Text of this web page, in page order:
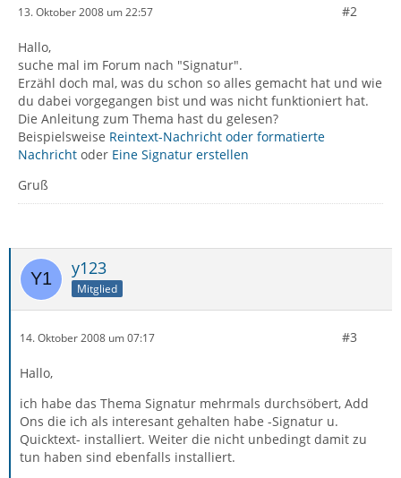
13. Oktober 2008 um 22:57 #2
Hallo,
suche mal im Forum nach "Signatur".
Erzähl doch mal, was du schon so alles gemacht hat und wie
du dabei vorgegangen bist und was nicht funktioniert hat.
Die Anleitung zum Thema hast du gelesen?
Beispielsweise Reintext-Nachricht oder formatierte
Nachricht oder Eine Signatur erstellen
Gruß
y123
Mitglied
14. Oktober 2008 um 07:17 #3
Hallo,
ich habe das Thema Signatur mehrmals durchsöbert, Add
Ons die ich als interesant gehalten habe -Signatur u.
Quicktext- installiert. Weiter die nicht unbedingt damit zu
tun haben sind ebenfalls installiert.